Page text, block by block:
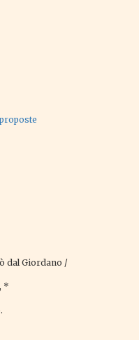
dal Giordano /
*